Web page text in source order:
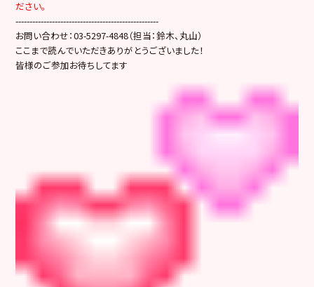
ださい。
---------------------------------------------------
お問い合わせ：03-5297-4848（担当：鈴木、丸山）
ここまで読んでいただきありがとうございました！
皆様のご参加お待ちしてます